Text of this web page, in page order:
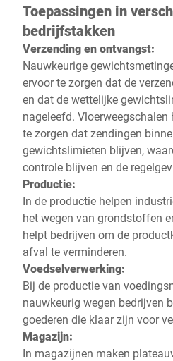
Toepassingen in
bedrijfstakken
Verzending en ontvangst:
Nauwkeurige
ervoor te zorgen dat de
en dat de wettelijke
nageleefd.
te zorgen dat zendingen
gewichtslimieten blijven,
controle blijven en de
Productie:
In de productie helpen
het wegen van grondstoffen
helpt bedrijven om de
afval te verminderen.
Voedselverwerking:
Bij de productie van
nauwkeurig wegen bedrijven
goederen die klaar zijn voor
Magazijn:
In magazijnen maken